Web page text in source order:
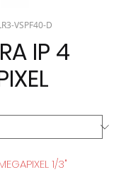
VSPF40-D
IP 4
1/3"